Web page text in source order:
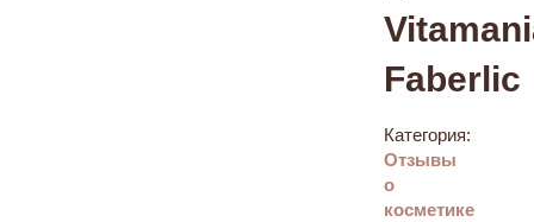
Faberlic
Категория:
Отзывы
о
косметике